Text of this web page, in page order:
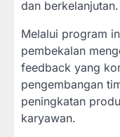
dan berkelanjutan.
Melalui program
pembekalan
feedback yang
pengembangan
peningkatan
karyawan.